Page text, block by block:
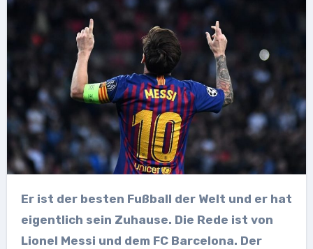
Er ist der besten Fußball der Welt und er hat
eigentlich sein Zuhause. Die Rede ist von
Lionel Messi und dem FC Barcelona. Der